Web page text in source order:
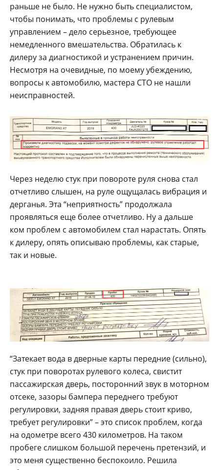
раньше не было. Не нужно быть специалистом,
чтобы понимать, что проблемы с рулевым
управлением – дело серьезное, требующее
немедленного вмешательства. Обратилась к
дилеру за диагностикой и устранением причин.
Несмотря на очевидные, по моему убеждению,
вопросы к автомобилю, мастера СТО не нашли
неисправностей.
Через неделю стук при повороте руля снова стал
отчетливо слышен, на руле ощущалась вибрация и
дерганья. Эта “неприятность” продолжала
проявляться еще более отчетливо. Ну а дальше
ком проблем с автомобилем стал нарастать. Опять
к дилеру, опять описываю проблемы, как старые,
так и новые.
“Затекает вода в дверные карты передние (сильно),
стук при поворотах рулевого колеса, свистит
пассажирская дверь, посторонний звук в моторном
отсеке, зазоры бампера переднего требуют
регулировки, задняя правая дверь стоит криво,
требует регулировки” – это список проблем, когда
на одометре всего 430 километров. На таком
пробеге слишком большой перечень претензий, и
это меня существенно беспокоило. Решила